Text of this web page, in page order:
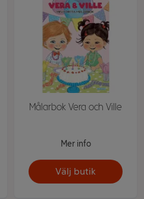
Målarbok Vera och Ville
Mer info
Välj butik